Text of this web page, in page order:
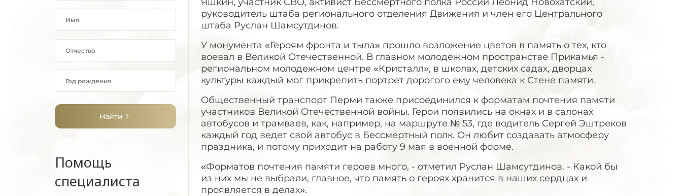
Найти
Помощь
специалиста
руководитель штаба регионального отделения Движения и член его Центрального
штаба Руслан Шамсутдинов.
У монумента «Героям фронта и тыла» прошло возложение цветов в память о тех, кто
воевал в Великой Отечественной. В главном молодежном пространстве Прикамья -
региональном молодежном центре «Кристалл», в школах, детских садах, дворцах
культуры каждый мог прикрепить портрет дорогого ему человека к Стене памяти.
Общественный транспорт Перми также присоединился к форматам почтения памяти
участников Великой Отечественной войны. Герои появились на окнах и в салонах
автобусов и трамваев, как, например, на маршруте № 53, где водитель Сергей Эштреков
каждый год ведет свой автобус в Бессмертный полк. Он любит создавать атмосферу
праздника, и потому приходит на работу 9 мая в военной форме.
«Форматов почтения памяти героев много, - отметил Руслан Шамсутдинов. - Какой бы
из них мы не выбрали, главное, что память о героях хранится в наших сердцах и
проявляется в делах».